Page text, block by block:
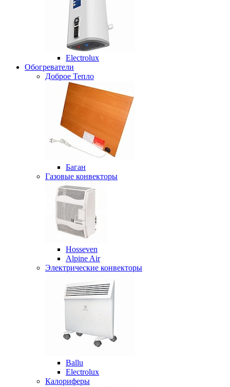
Electrolux
Обогреватели
Доброе Тепло
Баган
Газовые конвекторы
Hosseven
Alpine Air
Электрические конвекторы
Ballu
Electrolux
Калориферы